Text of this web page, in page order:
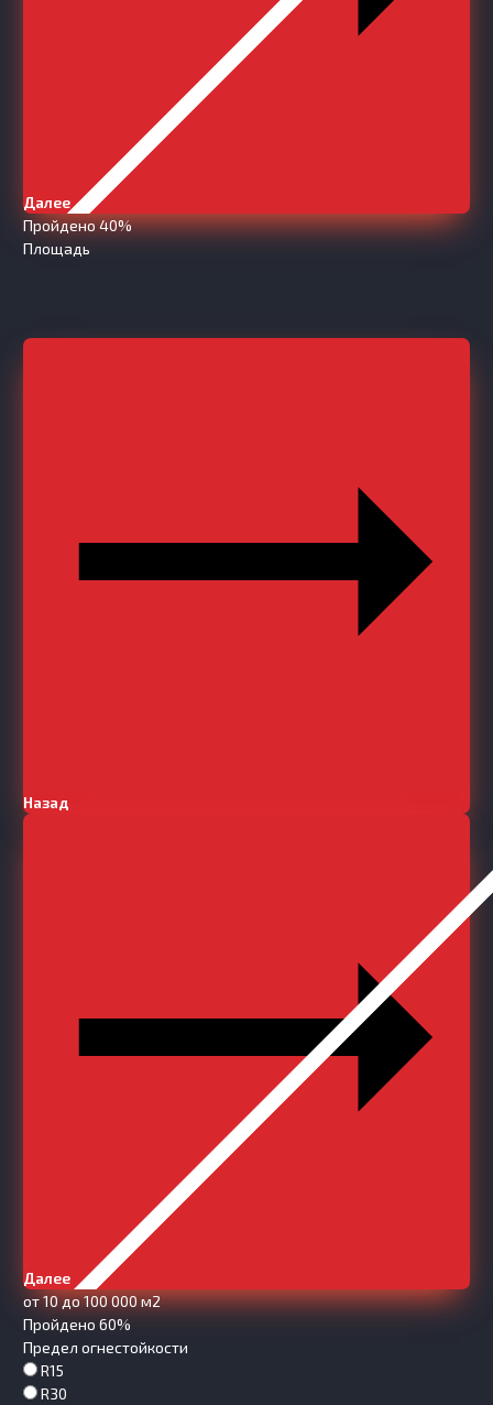
Далее
Пройдено 40%
Площадь
Назад
Далее
от 10 до 100 000 м2
Пройдено 60%
Предел огнестойкости
R15
R30